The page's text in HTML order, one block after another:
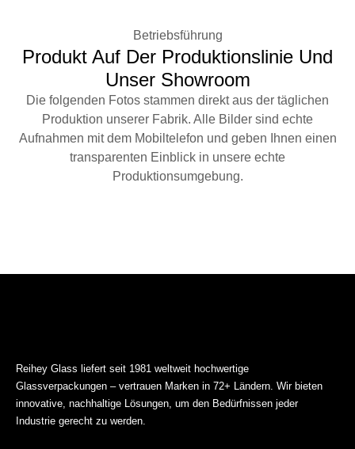
Betriebsführung
Produkt Auf Der Produktionslinie Und
Unser Showroom
Die folgenden Fotos stammen direkt aus der täglichen
Produktion unserer Fabrik. Alle Bilder sind echte
Aufnahmen mit dem Mobiltelefon und geben Ihnen einen
transparenten Einblick in unsere echte
Produktionsumgebung.
Reihey Glass liefert seit 1981 weltweit hochwertige
Glassverpackungen – vertrauen Marken in 72+ Ländern. Wir bieten
innovative, nachhaltige Lösungen, um den Bedürfnissen jeder
Industrie gerecht zu werden.